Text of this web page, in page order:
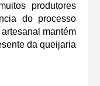
produtores
do processo
mantém
da queijaria